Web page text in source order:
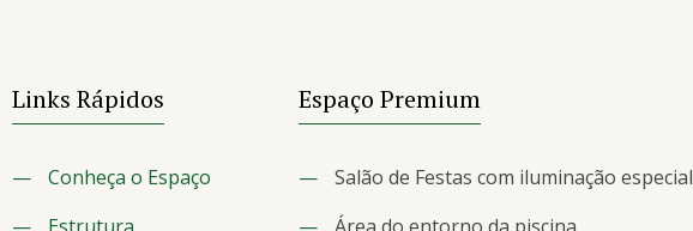
Links Rápidos
—
Conheça o Espaço
Espaço Premium
—
Salão de Festas com iluminação especial